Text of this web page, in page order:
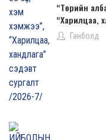
“Төрийн
“Харилцаа,
Ганболд